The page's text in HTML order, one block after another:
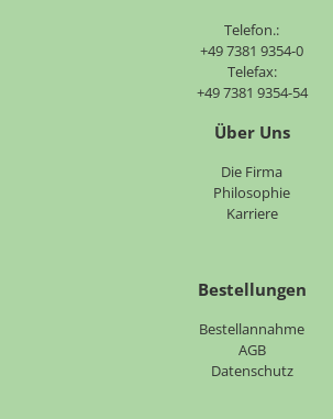
Telefon.:
+49 7381 9354-0
Telefax:
+49 7381 9354-54
Über Uns
Die Firma
Philosophie
Karriere
Bestellungen
Bestellannahme
AGB
Datenschutz